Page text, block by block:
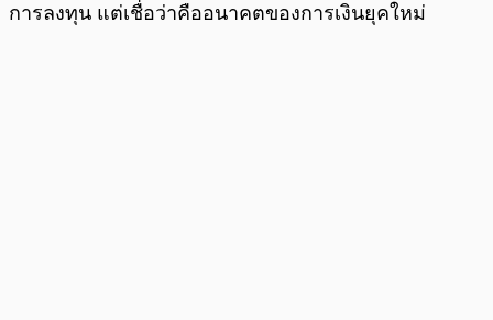
การลงทุน แต่เชื่อว่าคืออนาคตของการเงินยุคใหม่